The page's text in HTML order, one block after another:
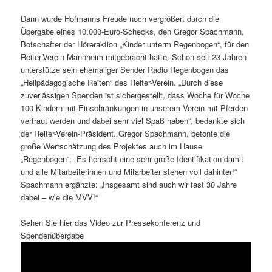
Dann wurde Hofmanns Freude noch vergrößert durch die
Übergabe eines 10.000-Euro-Schecks, den Gregor Spachmann,
Botschafter der Höreraktion „Kinder unterm Regenbogen“, für den
Reiter-Verein Mannheim mitgebracht hatte. Schon seit 23 Jahren
unterstütze sein ehemaliger Sender Radio Regenbogen das
„Heilpädagogische Reiten“ des Reiter-Verein. „Durch diese
zuverlässigen Spenden ist sichergestellt, dass Woche für Woche
100 Kindern mit Einschränkungen in unserem Verein mit Pferden
vertraut werden und dabei sehr viel Spaß haben“, bedankte sich
der Reiter-Verein-Präsident. Gregor Spachmann, betonte die
große Wertschätzung des Projektes auch im Hause
„Regenbogen“: „Es herrscht eine sehr große Identifikation damit
und alle Mitarbeiterinnen und Mitarbeiter stehen voll dahinter!“
Spachmann ergänzte: „Insgesamt sind auch wir fast 30 Jahre
dabei – wie die MVV!“
Sehen Sie hier das Video zur Pressekonferenz und
Spendenübergabe